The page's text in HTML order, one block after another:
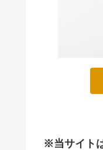
※当サイト